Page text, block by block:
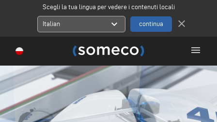
Scegli la tua lingua per vedere i contenuti locali
Italian expand_more close
menu